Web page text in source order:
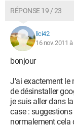
RÉPONSE 19 / 23
lici42
16 nov. 2011
bonjour
J'ai exactement le
de désinstaller
je suis aller dans
case :
normalement cela